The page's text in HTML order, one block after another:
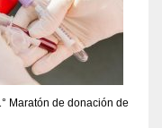
Maratón de donación de